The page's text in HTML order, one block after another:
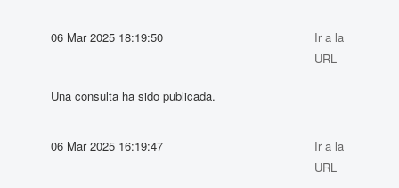
06 Mar 2025 18:19:50
Ir a la
URL
Una consulta ha sido publicada.
06 Mar 2025 16:19:47
Ir a la
URL